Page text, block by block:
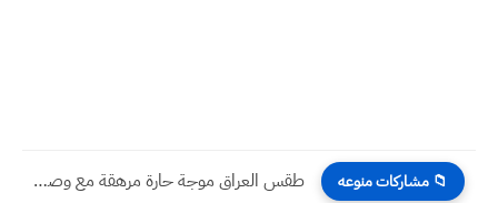
📁 مشاركات منوعه طقس العراق موجة حارة مرهقة مع وصول درجات الحرارة إلى...